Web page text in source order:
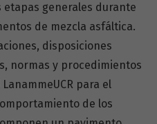
generales durante
de mezcla asfáltica.
disposiciones
normas y procedimientos
para el
de los